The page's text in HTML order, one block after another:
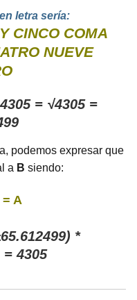
letra sería:
CINCO COMA
NUEVE
= √4305 =
podemos expresar que
a B siendo:
= A
*
= 4305